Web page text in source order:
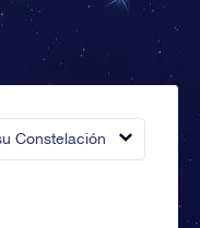
Constelación